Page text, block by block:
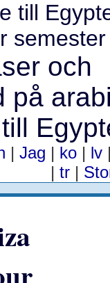
till
|Jag | ko | lv
| tr |